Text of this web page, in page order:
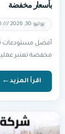
بأسعار مخفضة
يوليو 30, 2026
أفضل مستودعات
مخفضة تعتبر
اقرأ المزيد